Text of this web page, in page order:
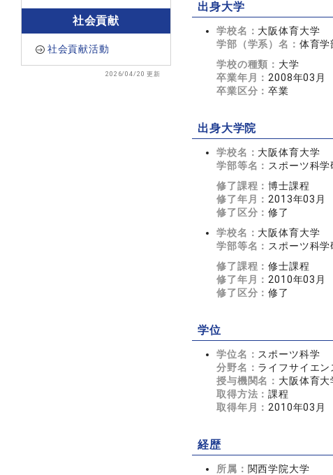
社会貢献
社会貢献活動
2026/04/20 更新
出身大学
学校名： 大阪体育大学
学部（学系）名： 体育学
学校の種類： 大学
卒業年月： 2008年03月
卒業区分：卒業
出身大学院
学校名： 大阪体育大学
学部等名： スポーツ科学
修了課程：博士課程
修了年月： 2013年03月
修了区分：修了
学校名： 大阪体育大学
学部等名： スポーツ科学
修了課程：修士課程
修了年月： 2010年03月
修了区分：修了
学位
学位名： スポーツ科学
分野名： ライフサイエ
授与機関名： 大阪体育大
取得方法：課程
取得年月： 2010年03月
経歴
所属： 関西学院大学